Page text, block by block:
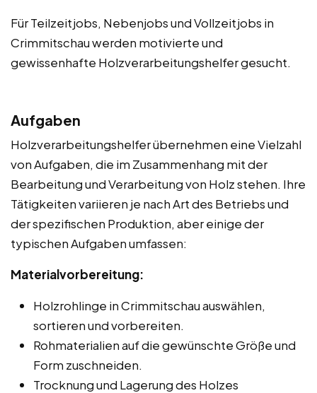
Für Teilzeitjobs, Nebenjobs und Vollzeitjobs in
Crimmitschau werden motivierte und
gewissenhafte Holzverarbeitungshelfer gesucht.
Aufgaben
Holzverarbeitungshelfer übernehmen eine Vielzahl
von Aufgaben, die im Zusammenhang mit der
Bearbeitung und Verarbeitung von Holz stehen. Ihre
Tätigkeiten variieren je nach Art des Betriebs und
der spezifischen Produktion, aber einige der
typischen Aufgaben umfassen:
Materialvorbereitung:
Holzrohlinge in Crimmitschau auswählen,
sortieren und vorbereiten.
Rohmaterialien auf die gewünschte Größe und
Form zuschneiden.
Trocknung und Lagerung des Holzes